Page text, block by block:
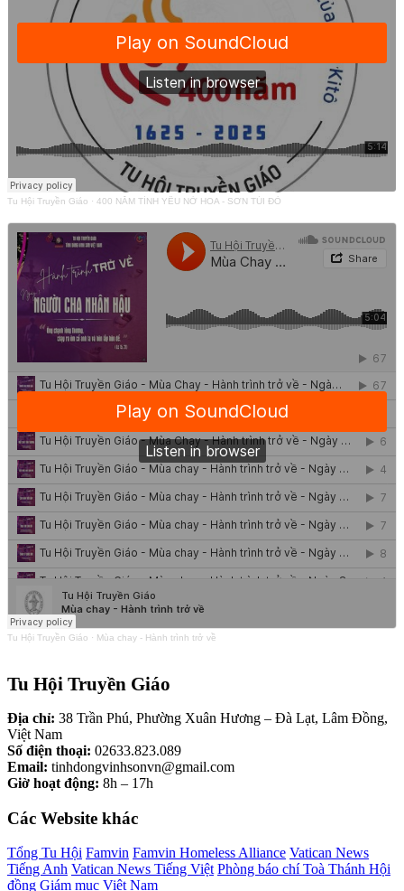
Tu Hội Truyền Giáo · 400 NĂM TÌNH YÊU NỞ HOA - SƠN TÚI ĐỎ
Tu Hội Truyền Giáo · Mùa chay - Hành trình trở về
Tu Hội Truyền Giáo
Địa chỉ: 38 Trần Phú, Phường Xuân Hương – Đà Lạt, Lâm Đồng,
Việt Nam
Số điện thoại: 02633.823.089
Email: tinhdongvinhsonvn@gmail.com
Giờ hoạt động: 8h – 17h
Các Website khác
Tổng Tu Hội Famvin Famvin Homeless Alliance Vatican News
Tiếng Anh Vatican News Tiếng Việt Phòng báo chí Toà Thánh Hội
đồng Giám mục Việt Nam